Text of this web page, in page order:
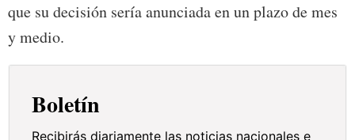
que su decisión sería anunciada en un plazo de mes
y medio.
Boletín
Recibirás diariamente las noticias nacionales e